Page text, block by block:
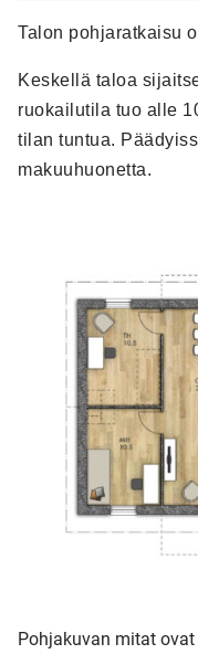
Talon pohjaratkaisu
Keskellä taloa
ruokailutila tuo alle
tilan tuntua.
makuuhuonetta.
Pohjakuvan mitat